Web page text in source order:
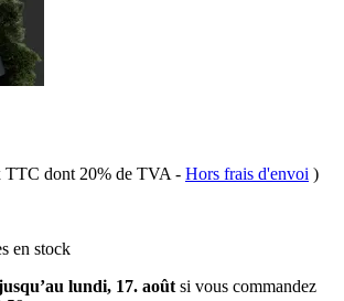
TTC dont 20% de TVA - Hors frais d'envoi )
en stock
lundi, 17. août si vous commandez